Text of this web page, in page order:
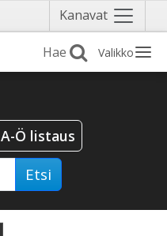
Kanavat Näytä
valikko
Valikko
A-Ö listaus
Etsi